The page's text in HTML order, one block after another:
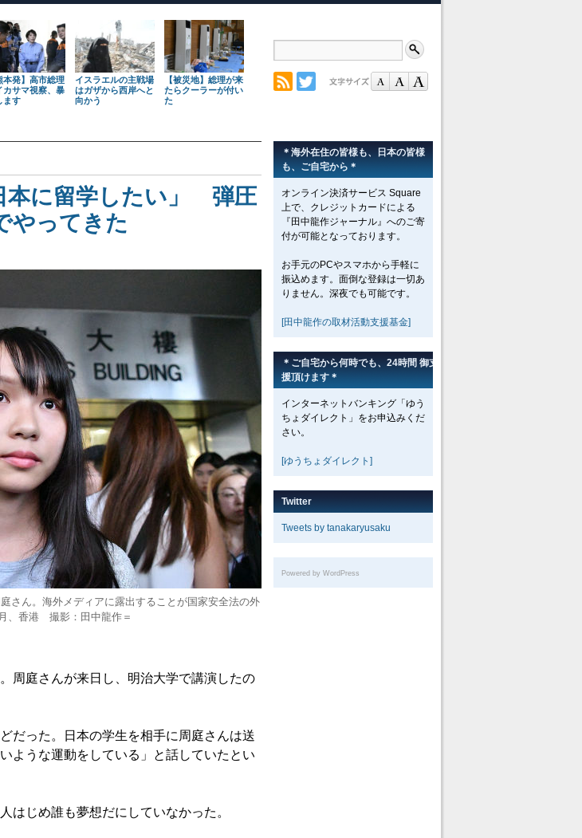
本発】高市総理
カサマ視察、暴
ます
イスラエルの主戦場
はガザから西岸へと
向かう
【被災地】総理が来
たらクーラーが付い
た
本に留学したい」 弾圧
やってきた
さん。海外メディアに露出することが国家安全法の外
、香港 撮影：田中龍作＝
周庭さんが来日し、明治大学で講演したの
だった。日本の学生を相手に周庭さんは送
ような運動をしている」と話していたとい
じめ誰も夢想だにしていなかった。
＊海外在住の皆様も、日本の皆様
も、ご自宅から＊
オンライン決済サービス Square
上で、クレジットカードによる
『田中龍作ジャーナル』へのご寄
付が可能となっております。
お手元のPCやスマホから手軽に
振込めます。面倒な登録は一切あ
りません。深夜でも可能です。
[田中龍作の取材活動支援基金]
＊ご自宅から何時でも、24時間 御支
援頂けます＊
インターネットバンキング「ゆう
ちょダイレクト」をお申込みくだ
さい。
[ゆうちょダイレクト]
Twitter
Tweets by tanakaryusaku
Powered by WordPress